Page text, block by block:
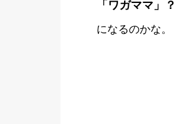
「ワガママ」？
になるのかな。